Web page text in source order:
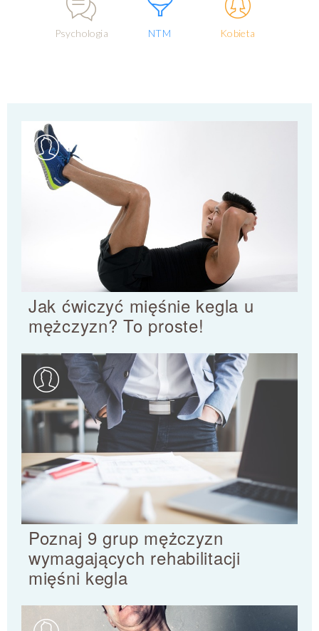
Psychologia NTM Kobieta
Jak ćwiczyć mięśnie kegla u
mężczyzn? To proste!
Poznaj 9 grup mężczyzn
wymagających rehabilitacji
mięśni kegla